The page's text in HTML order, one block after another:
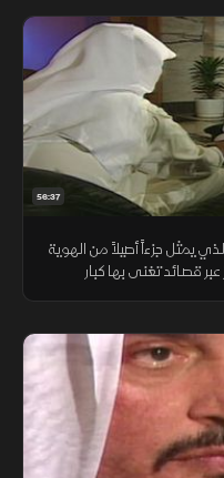
56:37
يمثل جزءاً أصيلاً من الهوية
عبر قصائد تغنى بها كبار